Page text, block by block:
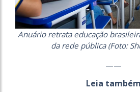
Anuário retrata educação
da rede pública (Foto:
——
Leia também